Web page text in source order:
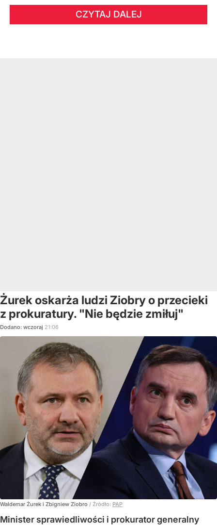
CZYTAJ DALEJ
Żurek oskarża ludzi Ziobry o przecieki
z prokuratury. "Nie będzie zmiłuj"
Dodano: wczoraj 21:06
Waldemar Żurek i Zbigniew Ziobro / Źródło: PAP
Minister sprawiedliwości i prokurator generalny